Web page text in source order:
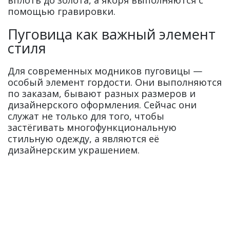
помощью гравировки.
Пуговица как важный элемент
стиля
Для современных модников пуговицы —
особый элемент гордости. Они выполняются
по заказам, бывают разных размеров и
дизайнерского оформления. Сейчас они
служат не только для того, чтобы
застёгивать многофункциональную
стильную одежду, а являются её
дизайнерским украшением.